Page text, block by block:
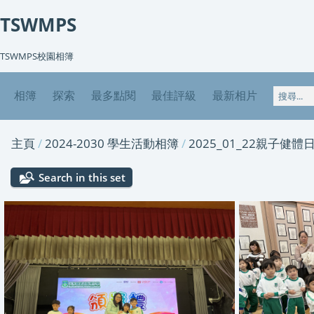
TSWMPS
TSWMPS校園相簿
相簿 探索 最多點閱 最佳評級 最新相片
主頁/2024-2030 學生活動相簿/2025_01_22親子健體
Search in this set